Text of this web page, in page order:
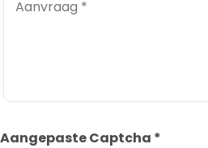
Aangepaste Captcha *